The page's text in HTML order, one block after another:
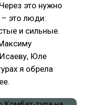
это нужно
– это люди:
и сильные.
Юле
я обрела